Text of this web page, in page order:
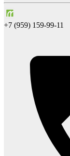
+7 (959) 159-99-11